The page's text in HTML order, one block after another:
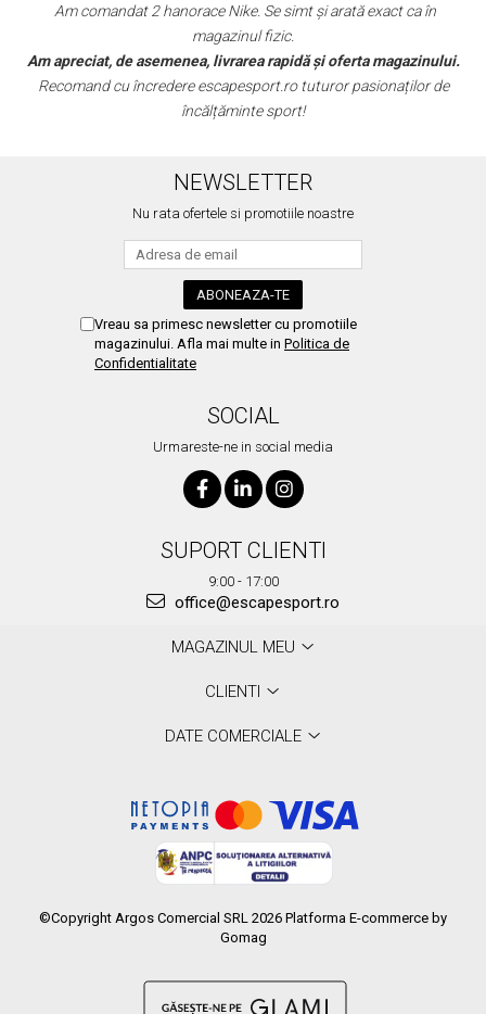
simt și arată exact ca în
rapidă și oferta magazinului.
tuturor pasionaților de
Sunt foarte mulțumita de achiziția
Am comandat o pereche de sneakers
fericita cu modul in care mi
Aceștia au toate caracteristicile
NEWSLETTER
Nu rata ofertele si promotiile noastre
Vreau sa primesc newsletter cu promotiile
magazinului. Afla mai multe in Politica de
Confidentialitate
SOCIAL
Urmareste-ne in social media
SUPORT CLIENTI
9:00 - 17:00
office@escapesport.ro
MAGAZINUL MEU
CLIENTI
DATE COMERCIALE
©Copyright Argos Comercial SRL 2026 Platforma E-commerce by
Gomag